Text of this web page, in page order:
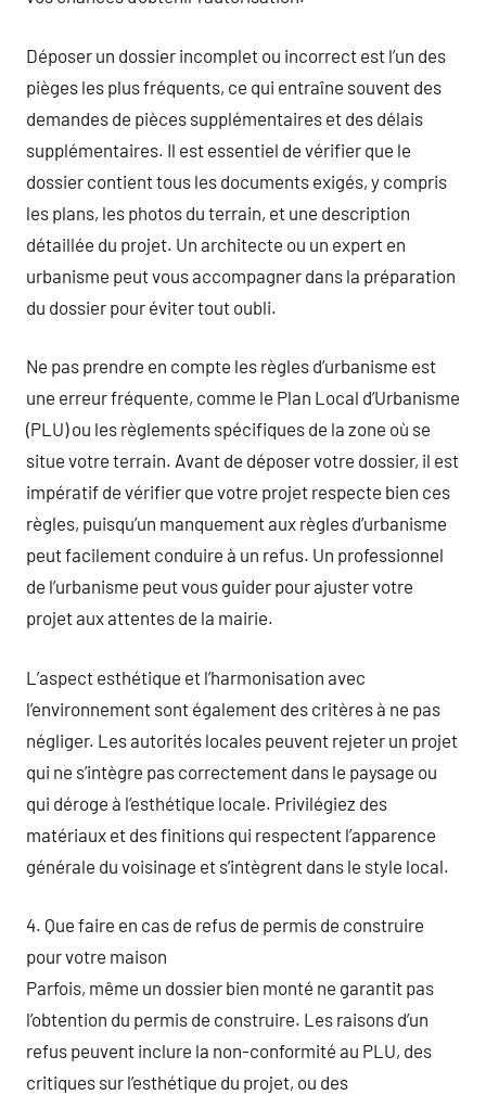
Déposer un dossier incomplet ou incorrect est l’un des
pièges les plus fréquents, ce qui entraîne souvent des
demandes de pièces supplémentaires et des délais
supplémentaires. Il est essentiel de vérifier que le
dossier contient tous les documents exigés, y compris
les plans, les photos du terrain, et une description
détaillée du projet. Un architecte ou un expert en
urbanisme peut vous accompagner dans la préparation
du dossier pour éviter tout oubli.
Ne pas prendre en compte les règles d’urbanisme est
une erreur fréquente, comme le Plan Local d’Urbanisme
(PLU) ou les règlements spécifiques de la zone où se
situe votre terrain. Avant de déposer votre dossier, il est
impératif de vérifier que votre projet respecte bien ces
règles, puisqu’un manquement aux règles d’urbanisme
peut facilement conduire à un refus. Un professionnel
de l’urbanisme peut vous guider pour ajuster votre
projet aux attentes de la mairie.
L’aspect esthétique et l’harmonisation avec
l’environnement sont également des critères à ne pas
négliger. Les autorités locales peuvent rejeter un projet
qui ne s’intègre pas correctement dans le paysage ou
qui déroge à l’esthétique locale. Privilégiez des
matériaux et des finitions qui respectent l’apparence
générale du voisinage et s’intègrent dans le style local.
4. Que faire en cas de refus de permis de construire
pour votre maison
Parfois, même un dossier bien monté ne garantit pas
l’obtention du permis de construire. Les raisons d’un
refus peuvent inclure la non-conformité au PLU, des
critiques sur l’esthétique du projet, ou des